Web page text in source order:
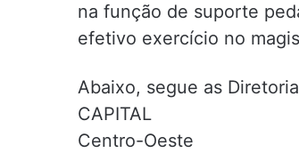
na função de suporte
efetivo exercício no
Abaixo, segue as
CAPITAL
Centro-Oeste